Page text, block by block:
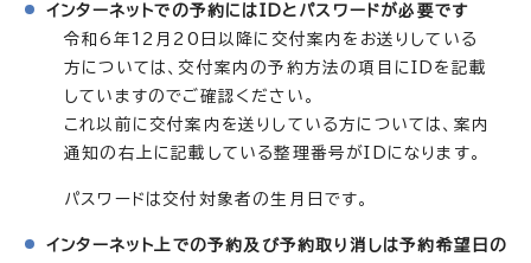
インターネットでの予約にはIDとパスワードが必要です
令和6年12月20日以降に交付案内をお送りしている
方については、交付案内の予約方法の項目にIDを記載
していますのでご確認ください。
これ以前に交付案内を送りしている方については、案内
通知の右上に記載している整理番号がIDになります。
パスワードは交付対象者の生月日です。
インターネット上での予約及び予約取り消しは予約希望日の